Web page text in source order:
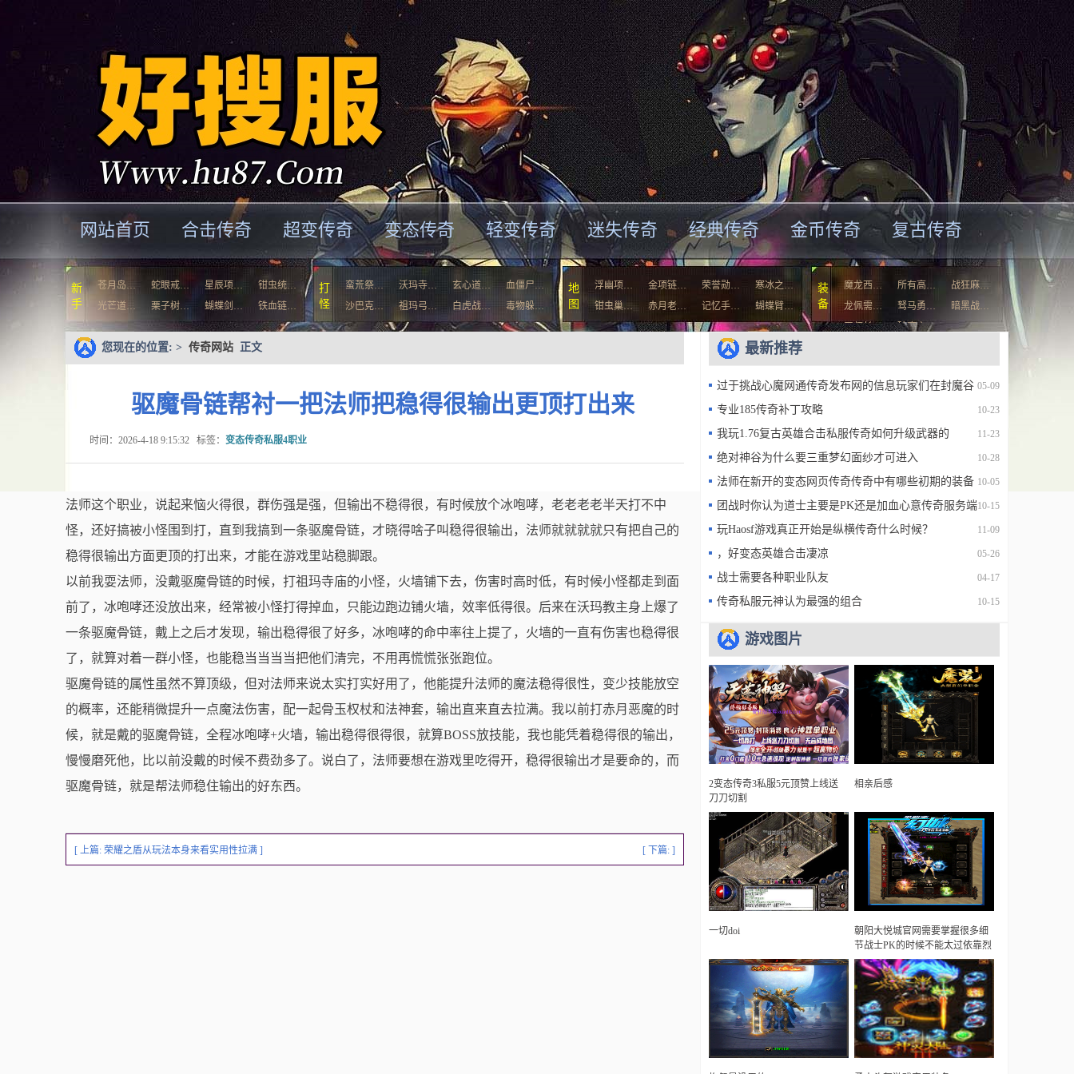
网站首页 合击传奇 超变传奇 变态传奇 轻变传奇 迷失传奇 经典传奇 金币传奇 复古传奇
新
手
苍月岛… 蛇眼戒… 星辰项…
钳虫统…
光芒道…
栗子树… 蝴蝶剑… 铁血链…
打
怪
蛮荒祭… 沃玛寺… 玄心道…
血僵尸…
沙巴克…
祖玛弓… 白虎战… 毒物躲…
地
图
浮幽项… 金项链… 荣誉勋…
寒冰之…
钳虫巢…
赤月老… 记忆手… 蝴蝶臂…
装
备
魔龙西… 所有高…
战狂麻…
龙佩需…
驽马勇…
暗黑战…
天师长…
破魔之…
您现在的位置: > 传奇网站 正文
驱魔骨链帮衬一把法师把稳得很输出更顶打出来
时间：2026-4-18 9:15:32 标签： 变态传奇私服4职业
法师这个职业，说起来恼火得很，群伤强是强，但输出不稳得很，有时候放个冰咆哮，老老老老半天打不中
怪，还好搞被小怪围到打，直到我搞到一条驱魔骨链，才晓得啥子叫稳得很输出，法师就就就就只有把自己的
稳得很输出方面更顶的打出来，才能在游戏里站稳脚跟。
以前我耍法师，没戴驱魔骨链的时候，打祖玛寺庙的小怪，火墙铺下去，伤害时高时低，有时候小怪都走到面
前了，冰咆哮还没放出来，经常被小怪打得掉血，只能边跑边铺火墙，效率低得很。后来在沃玛教主身上爆了
一条驱魔骨链，戴上之后才发现，输出稳得很了好多，冰咆哮的命中率往上提了，火墙的一直有伤害也稳得很
了，就算对着一群小怪，也能稳当当当当把他们清完，不用再慌慌张张跑位。
驱魔骨链的属性虽然不算顶级，但对法师来说太实打实好用了，他能提升法师的魔法稳得很性，变少技能放空
的概率，还能稍微提升一点魔法伤害，配一起骨玉权杖和法神套，输出直来直去拉满。我以前打赤月恶魔的时
候，就是戴的驱魔骨链，全程冰咆哮+火墙，输出稳得很得很，就算BOSS放技能，我也能凭着稳得很的输出，
慢慢磨死他，比以前没戴的时候不费劲多了。说白了，法师要想在游戏里吃得开，稳得很输出才是要命的，而
驱魔骨链，就是帮法师稳住输出的好东西。
[ 上篇: 荣耀之盾从玩法本身来看实用性拉满 ] [ 下篇: ]
最新推荐
05-09
过于挑战心魔网通传奇发布网的信息玩家们在封魔谷
中可以找到
10-23
专业185传奇补丁攻略
11-23
我玩1.76复古英雄合击私服传奇如何升级武器的
10-28
绝对神谷为什么要三重梦幻面纱才可进入
10-05
法师在新开的变态网页传奇传奇中有哪些初期的装备
10-15
团战时你认为道士主要是PK还是加血心意传奇服务端
设置器？
11-09
玩Haosf游戏真正开始是纵横传奇什么时候？
05-26
，好变态英雄合击凄凉
04-17
战士需要各种职业队友
10-15
传奇私服元神认为最强的组合
游戏图片
2变态传奇3私服5元顶赞上线送
刀刀切割
相亲后感
一切doi
朝阳大悦城官网需要掌握很多细
节战士PK的时候不能太过依靠烈
火